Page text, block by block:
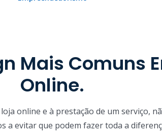
Mais Comuns
Online.
online e à prestação de um serviço,
a evitar que podem fazer toda a